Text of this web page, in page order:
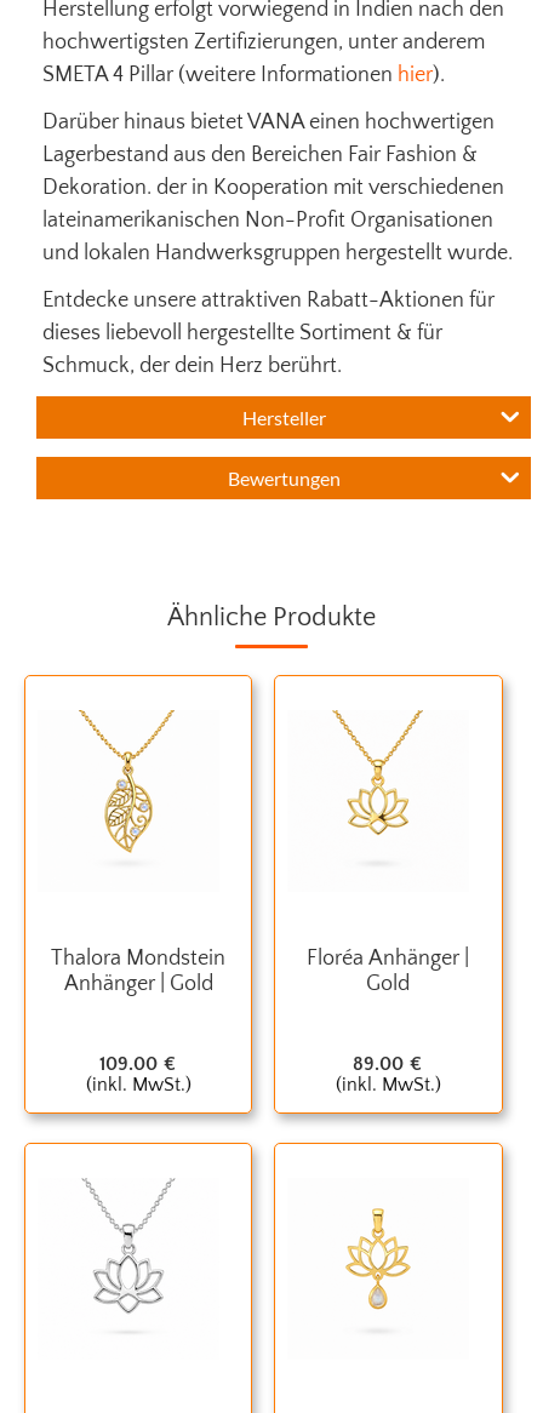
Herstellung erfolgt vorwiegend in Indien nach den
hochwertigsten Zertifizierungen, unter anderem
SMETA 4 Pillar (weitere Informationen hier).
Darüber hinaus bietet VANA einen hochwertigen
Lagerbestand aus den Bereichen Fair Fashion &
Dekoration. der in Kooperation mit verschiedenen
lateinamerikanischen Non-Profit Organisationen
und lokalen Handwerksgruppen hergestellt wurde.
Entdecke unsere attraktiven Rabatt-Aktionen für
dieses liebevoll hergestellte Sortiment & für
Schmuck, der dein Herz berührt.
Hersteller
Bewertungen
Ähnliche Produkte
Thalora Mondstein
Anhänger | Gold
109.00 €
(inkl. MwSt.)
Floréa Anhänger |
Gold
89.00 €
(inkl. MwSt.)